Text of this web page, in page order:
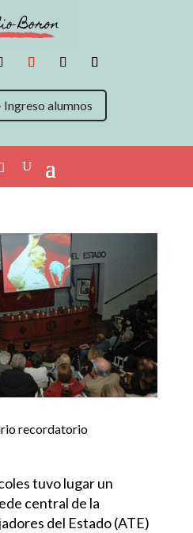
alumnos
recordatorio
tuvo lugar un
central de la
del Estado (ATE)